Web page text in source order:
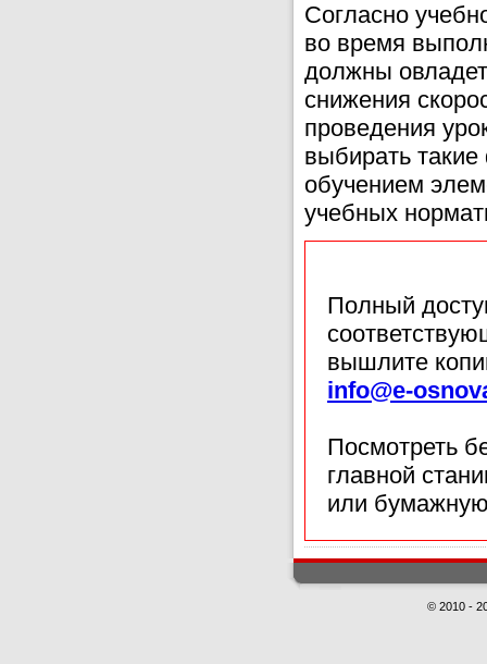
Согласно
во время
должны
снижения
проведения
выбирать
обучением
учебных
Полный
вышлите
info@e-
Посмотреть
главной
или
© 2010 -